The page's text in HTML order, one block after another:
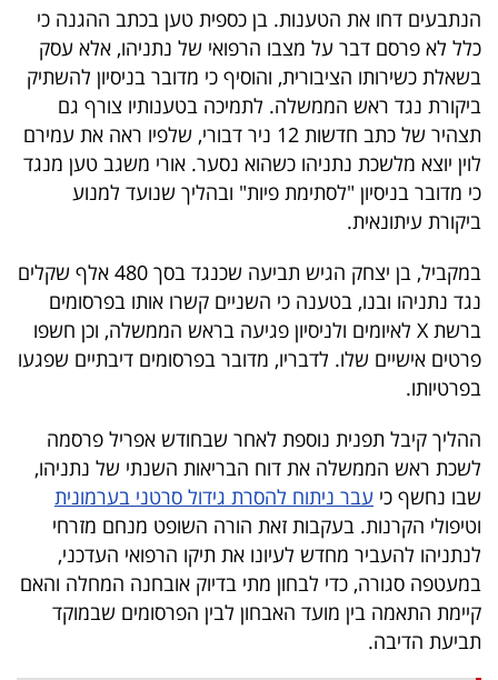
דרושים
ניוזלטרים
מייל
אדום
פרסמו
באייס
עקבו
אחרינו:
הנתבעים דחו את הטענות. בן כספית טען בכתב ההגנה כי
כלל לא פרסם דבר על מצבו הרפואי של נתניהו, אלא עסק
בשאלת כשירותו הציבורית, והוסיף כי מדובר בניסיון להשתיק
ביקורת נגד ראש הממשלה. לתמיכה בטענותיו צורף גם
תצהיר של כתב חדשות 12 ניר דבורי, שלפיו ראה את עמירם
לוין יוצא מלשכת נתניהו כשהוא נסער. אורי משגב טען מנגד
כי מדובר בניסיון "לסתימת פיות" ובהליך שנועד למנוע
ביקורת עיתונאית.
במקביל, בן יצחק הגיש תביעה שכנגד בסך 480 אלף שקלים
נגד נתניהו ובנו, בטענה כי השניים קשרו אותו בפרסומים
ברשת X לאיומים ולניסיון פגיעה בראש הממשלה, וכן חשפו
פרטים אישיים שלו. לדבריו, מדובר בפרסומים דיבתיים שפגעו
בפרטיותו.
ההליך קיבל תפנית נוספת לאחר שבחודש אפריל פרסמה
לשכת ראש הממשלה את דוח הבריאות השנתי של נתניהו,
שבו נחשף כי עבר ניתוח להסרת גידול סרטני בערמונית
וטיפולי הקרנות. בעקבות זאת הורה השופט מנחם מזרחי
לנתניהו להעביר מחדש לעיונו את תיקו הרפואי העדכני,
במעטפה סגורה, כדי לבחון מתי בדיוק אובחנה המחלה והאם
קיימת התאמה בין מועד האבחון לבין הפרסומים שבמוקד
תביעת הדיבה.